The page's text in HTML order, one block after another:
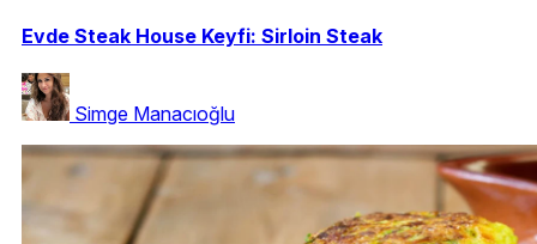
Evde Steak House Keyfi: Sirloin Steak
Simge Manacıoğlu